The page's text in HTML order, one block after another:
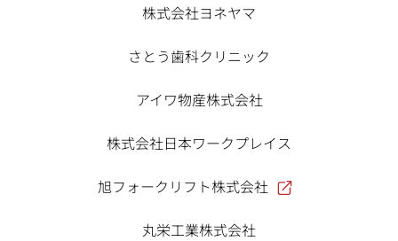
株式会社ヨネヤマ
さとう歯科クリニック
アイワ物産株式会社
株式会社日本ワークプレイス
旭フォークリフト株式会社
丸栄工業株式会社